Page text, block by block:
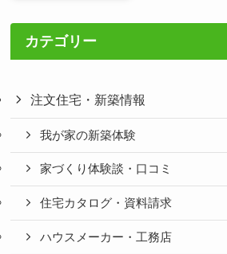
カテゴリー
注文住宅・新築情報
我が家の新築体験
家づくり体験談・口コミ
住宅カタログ・資料請求
ハウスメーカー・工務店